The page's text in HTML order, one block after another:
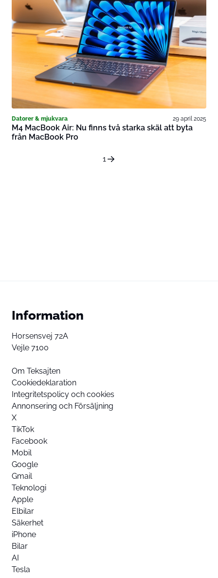
Datorer & mjukvara 29 april 2025
M4 MacBook Air: Nu finns två starka skäl att byta
från MacBook Pro
1
Information
Horsensvej 72A
Vejle 7100
Om Teksajten
Cookiedeklaration
Integritetspolicy och cookies
Annonsering och Försäljning
X
TikTok
Facebook
Mobil
Google
Gmail
Teknologi
Apple
Elbilar
Säkerhet
iPhone
Bilar
AI
Tesla